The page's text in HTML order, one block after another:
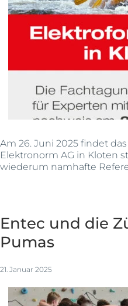
Am 26. Juni 2025 findet
Elektronorm AG in Kloten
wiederum namhafte
Entec und die
Pumas
21. Januar 2025